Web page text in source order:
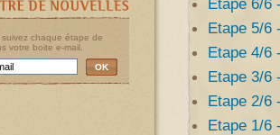
chaque étape de
votre boite e-mail.
OK
Etape 5/6
Etape 4/6
Etape 3/6
Etape 2/6
Etape 1/6